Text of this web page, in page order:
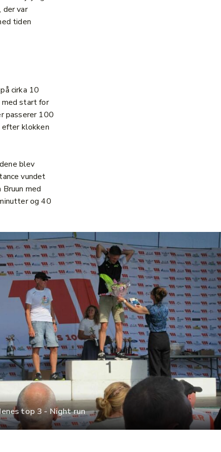
der var
tiden
cirka 10
start for
passerer 100
klokken
blev
vundet
med
og 40
top 3 - Night run